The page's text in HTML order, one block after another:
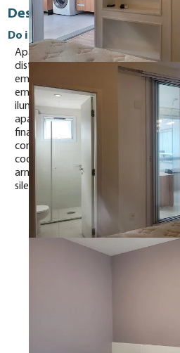
Descrição
Do imóvel
Apartamento com estilo moderno,
distribuídos em 01 dormitório com
embutido e piso revestido com
em vidro e aquecimento de água
iluminação para uso como home
apartamento temos armário e
finalmente a varanda que serve de
com mesa para 4 lugares, com
cooktop de duas bocas, máquina
armário de parede. A varanda é
silenciosa. o apartamento possui 01